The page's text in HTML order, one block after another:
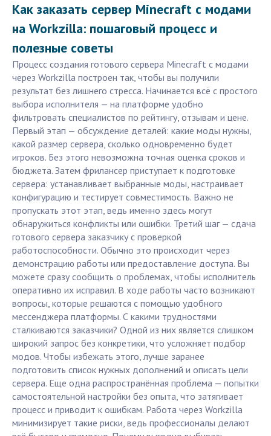
Как заказать сервер Minecraft с модами
на Workzilla: пошаговый процесс и
полезные советы
Процесс создания готового сервера Minecraft с модами
через Workzilla построен так, чтобы вы получили
результат без лишнего стресса. Начинается всё с простого
выбора исполнителя — на платформе удобно
фильтровать специалистов по рейтингу, отзывам и цене.
Первый этап — обсуждение деталей: какие моды нужны,
какой размер сервера, сколько одновременно будет
игроков. Без этого невозможна точная оценка сроков и
бюджета. Затем фрилансер приступает к подготовке
сервера: устанавливает выбранные моды, настраивает
конфигурацию и тестирует совместимость. Важно не
пропускать этот этап, ведь именно здесь могут
обнаружиться конфликты или ошибки. Третий шаг — сдача
готового сервера заказчику с проверкой
работоспособности. Обычно это происходит через
демонстрацию работы или предоставление доступа. Вы
можете сразу сообщить о проблемах, чтобы исполнитель
оперативно их исправил. В ходе работы часто возникают
вопросы, которые решаются с помощью удобного
мессенджера платформы. С какими трудностями
сталкиваются заказчики? Одной из них является слишком
широкий запрос без конкретики, что усложняет подбор
модов. Чтобы избежать этого, лучше заранее
подготовить список нужных дополнений и описать цели
сервера. Еще одна распространённая проблема — попытки
самостоятельной настройки без опыта, что затягивает
процесс и приводит к ошибкам. Работа через Workzilla
минимизирует такие риски, ведь профессионалы делают